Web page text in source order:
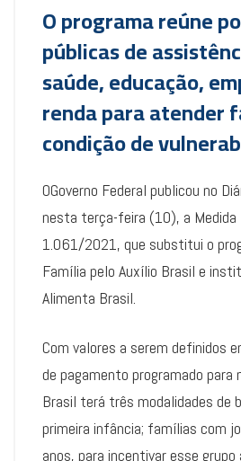
O programa reúne
públicas de
saúde, educação,
renda para atender
condição de
OGoverno Federal publicou no
nesta terça-feira (10), a Medida
1.061/2021, que substitui o
Família pelo Auxílio Brasil e
Alimenta Brasil.
Com valores a serem definidos
de pagamento programado para
Brasil terá três modalidades de
primeira infância; famílias com
anos, para incentivar esse